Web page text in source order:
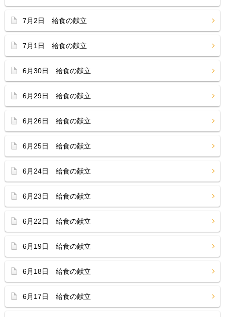
7月2日 給食の献立
7月1日 給食の献立
6月30日 給食の献立
6月29日 給食の献立
6月26日 給食の献立
6月25日 給食の献立
6月24日 給食の献立
6月23日 給食の献立
6月22日 給食の献立
6月19日 給食の献立
6月18日 給食の献立
6月17日 給食の献立